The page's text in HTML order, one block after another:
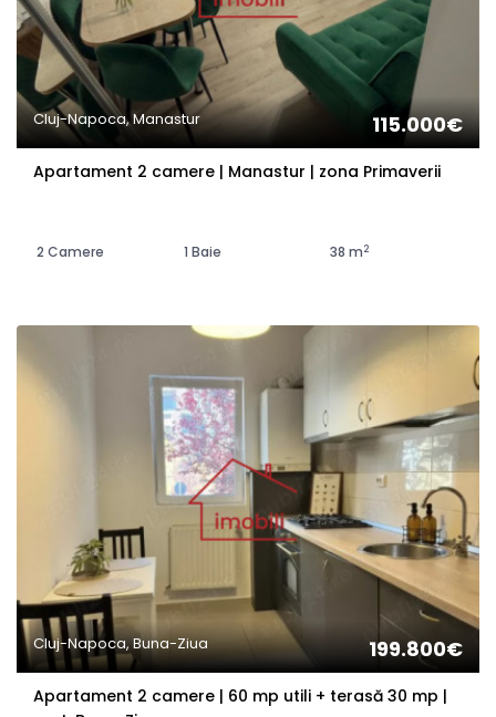
Cluj-Napoca, Manastur 115.000€
Apartament 2 camere | Manastur | zona Primaverii
2 Camere 1 Baie 38 m2
Cluj-Napoca, Buna-Ziua 199.800€
Apartament 2 camere | 60 mp utili + terasă 30 mp |